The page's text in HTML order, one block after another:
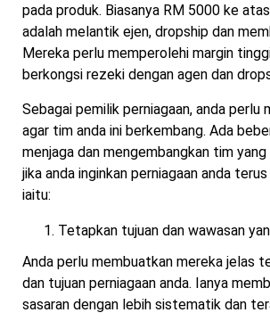
pada produk. Biasanya RM 5000 ke
adalah melantik ejen, dropship dan
Mereka perlu memperolehi margin
berkongsi rezeki dengan agen dan
Sebagai pemilik perniagaan, anda perlu
agar tim anda ini berkembang. Ada
menjaga dan mengembangkan tim
jika anda inginkan perniagaan anda
iaitu:
Tetapkan tujuan dan wawasan
Anda perlu membuatkan mereka jelas
dan tujuan perniagaan anda. Ianya
sasaran dengan lebih sistematik dan